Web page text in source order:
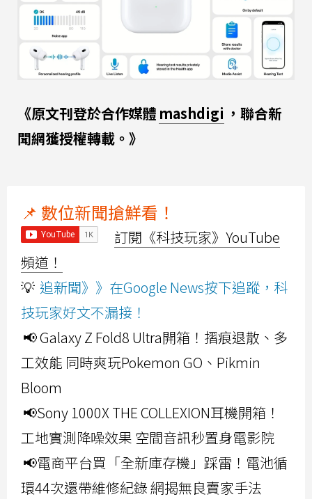
《原文刊登於合作媒體 mashdigi ，聯合新
聞網獲授權轉載。》
📌 數位新聞搶鮮看！
訂閱《科技玩家》YouTube
頻道！
💡 追新聞》》在Google News按下追蹤，科
技玩家好文不漏接！
📢 Galaxy Z Fold8 Ultra開箱！摺痕退散、多
工效能 同時爽玩Pokemon GO、Pikmin
Bloom
📢Sony 1000X THE COLLEXION耳機開箱！
工地實測降噪效果 空間音訊秒置身電影院
📢電商平台買「全新庫存機」踩雷！電池循
環44次還帶維修紀錄 網揭無良賣家手法